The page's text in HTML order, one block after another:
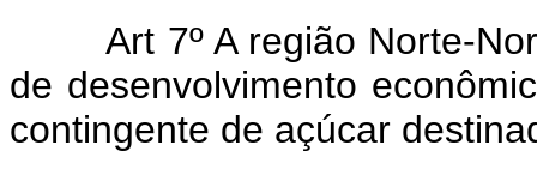
Art 7º A região Norte-
de desenvolvimento
contingente de açúcar